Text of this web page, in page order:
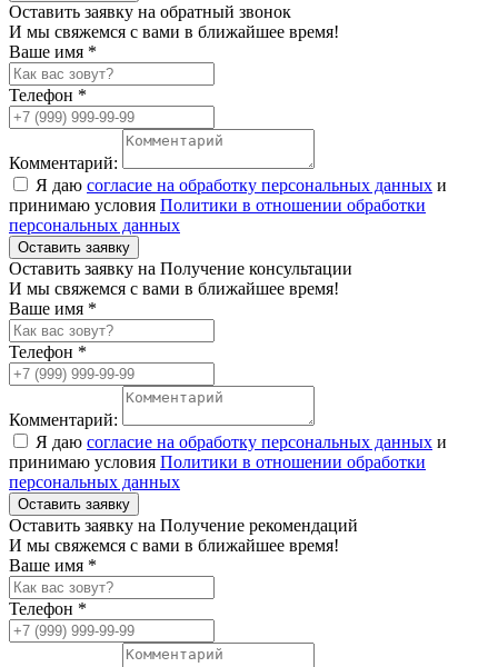
Оставить заявку на обратный звонок
И мы свяжемся с вами в ближайшее время!
Ваше имя *
Телефон *
Комментарий:
Я даю согласие на обработку персональных данных и
принимаю условия Политики в отношении обработки
персональных данных
Оставить заявку
Оставить заявку на Получение консультации
И мы свяжемся с вами в ближайшее время!
Ваше имя *
Телефон *
Комментарий:
Я даю согласие на обработку персональных данных и
принимаю условия Политики в отношении обработки
персональных данных
Оставить заявку
Оставить заявку на Получение рекомендаций
И мы свяжемся с вами в ближайшее время!
Ваше имя *
Телефон *